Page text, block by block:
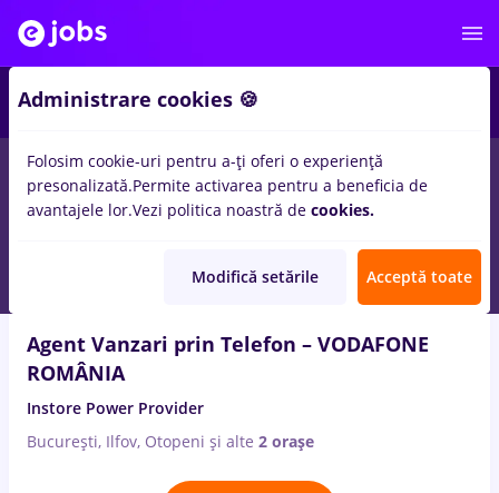
locuri de munca in BucurestipentruEntry-Level (< 2 ani)
Banci, IT / Telecom
Agent Vanzari prin Telefon – VODAFONE
ROMÂNIA
Instore Power Provider
București, Ilfov, Otopeni și alte 2 orașe
Administrare cookies 🍪
Folosim cookie-uri pentru a-ți oferi o experiență
presonalizată.Permite activarea pentru a beneficia de
avantajele lor.Vezi politica noastră de cookies.
Modifică setările Acceptă toate